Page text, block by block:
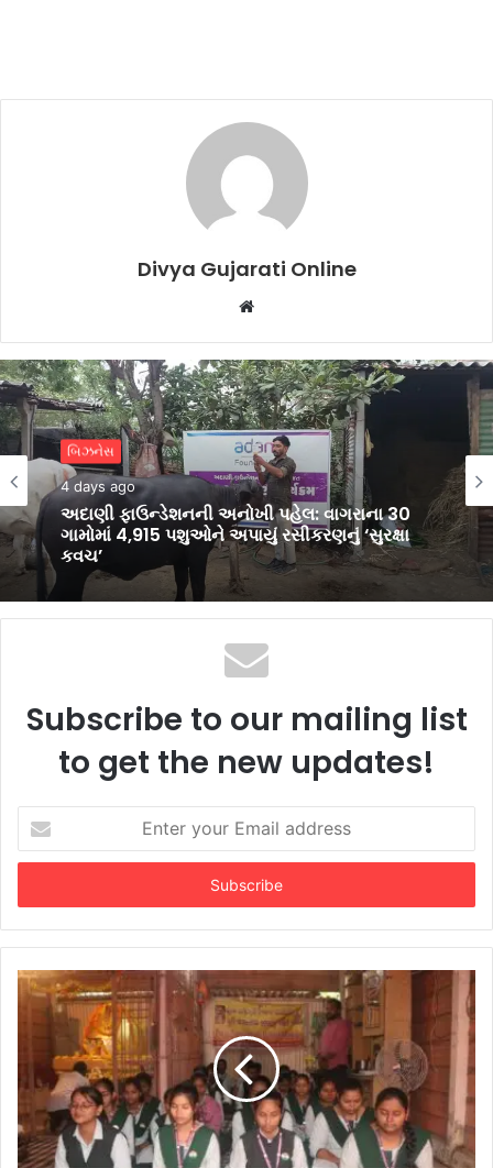
Divya Gujarati Online
Website
બિઝનેસ
4 days ago
અદાણી ફાઉન્ડેશનની અનોખી પહેલ: વાગરાના 30
ગામોમાં 4,915 પશુઓને અપાયું રસીકરણનું ‘સુરક્ષા
સુરત
6 days ago
સુરત જિલ્લામાં વરસાદી કહેર: 4 હજારથી વધુ લોકોનું
સ્થળાંતર, ઓલપાડ-માંડવીમાં SDRF તૈનાત
Subscribe to our mailing list
to get the new updates!
your
Email